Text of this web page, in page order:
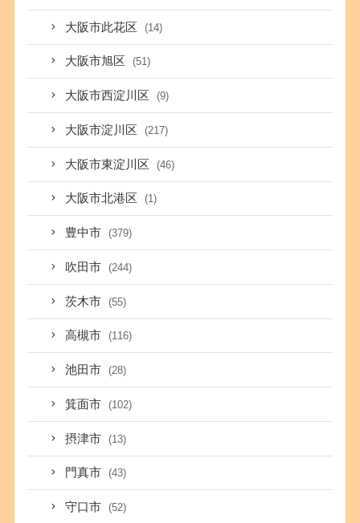
大阪市此花区 (14)
大阪市旭区 (51)
大阪市西淀川区 (9)
大阪市淀川区 (217)
大阪市東淀川区 (46)
大阪市北港区 (1)
豊中市 (379)
吹田市 (244)
茨木市 (55)
高槻市 (116)
池田市 (28)
箕面市 (102)
摂津市 (13)
門真市 (43)
守口市 (52)